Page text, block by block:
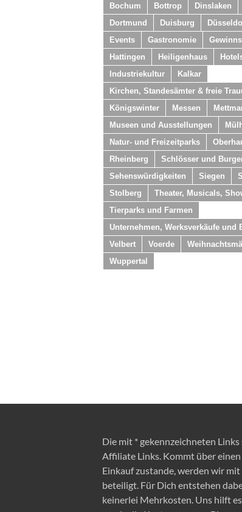
Bochum
Bottrop Dinslaken
Dortmund
Duisburg
Events
Gastronomie
Hattingen
Heiligenhaus
Industriekultur
Kalkar
Kirchen, Standesämter & freie
Königswinter
Messen
Museen und Ausstellungen
Natur- und Freizeitparks
Rheinberg
Schlösser und
Sehenswürdigkeiten
Siegen
Stolberg
Theater, Musicals,
Tierparks und Farmen
Unternehmen, Werksverkäufe und
Velbert
Voerde
Wuppertal
Die mit * gekennzeichneten
Affiliate Links. Kommt über
Einkauf zustande, werden wir
beteiligt. Für Dich entstehen
keinerlei Mehrkosten. Uns hilft